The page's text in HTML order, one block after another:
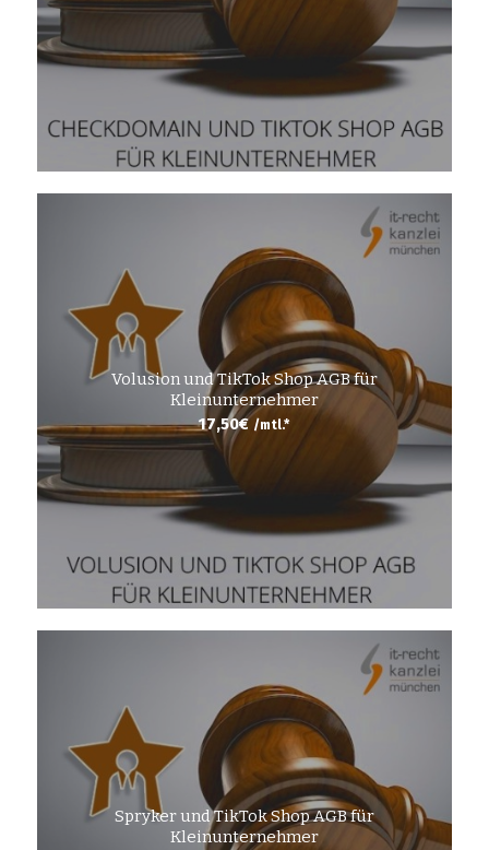
Volusion und TikTok Shop AGB für
Kleinunternehmer
17,50€ /mtl.*
Spryker und TikTok Shop AGB für
Kleinunternehmer